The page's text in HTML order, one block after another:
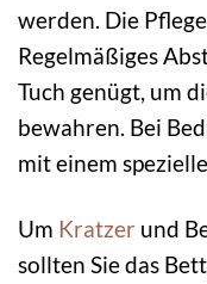
werden. Die
Regelmäßiges
Tuch genügt, um
bewahren. Bei
mit einem
Um Kratzer und
sollten Sie das